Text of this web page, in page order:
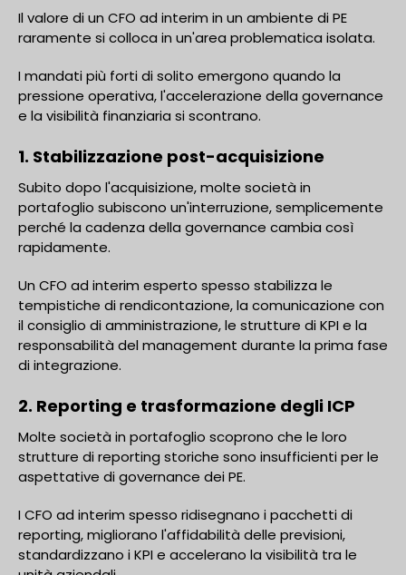
Il valore di un CFO ad interim in un ambiente di PE
raramente si colloca in un'area problematica isolata.
I mandati più forti di solito emergono quando la
pressione operativa, l'accelerazione della governance
e la visibilità finanziaria si scontrano.
1. Stabilizzazione post-acquisizione
Subito dopo l'acquisizione, molte società in
portafoglio subiscono un'interruzione, semplicemente
perché la cadenza della governance cambia così
rapidamente.
Un CFO ad interim esperto spesso stabilizza le
tempistiche di rendicontazione, la comunicazione con
il consiglio di amministrazione, le strutture di KPI e la
responsabilità del management durante la prima fase
di integrazione.
2. Reporting e trasformazione degli ICP
Molte società in portafoglio scoprono che le loro
strutture di reporting storiche sono insufficienti per le
aspettative di governance dei PE.
I CFO ad interim spesso ridisegnano i pacchetti di
reporting, migliorano l'affidabilità delle previsioni,
standardizzano i KPI e accelerano la visibilità tra le